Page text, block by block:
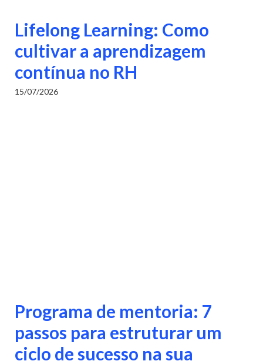
Lifelong Learning: Como
cultivar a aprendizagem
contínua no RH
15/07/2026
Programa de mentoria: 7
passos para estruturar um
ciclo de sucesso na sua